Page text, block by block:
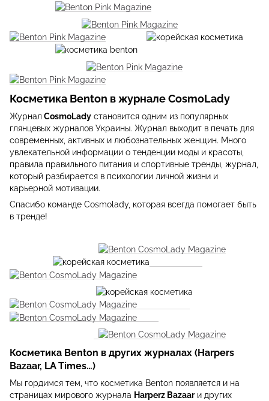
Косметика Benton в журнале CosmoLady
Журнал CosmoLady становится одним из популярных
глянцевых журналов Украины. Журнал выходит в печать для
современных, активных и любознательных женщин. Много
увлекательной информации о тенденции моды и красоты,
правила правильного питания и спортивные тренды, журнал,
который разбирается в психологии личной жизни и
карьерной мотивации.
Спасибо команде Cosmolady, которая всегда помогает быть
в тренде!
Косметика Benton в других журналах (Harpers
Bazaar, LA Times…)
Мы гордимся тем, что косметика Benton появляется и на
страницах мирового журнала Harperz Bazaarи других